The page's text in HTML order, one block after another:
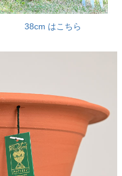
38cm はこちら